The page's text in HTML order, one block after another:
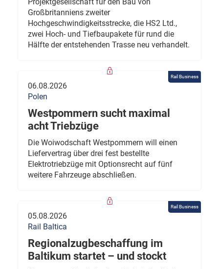
Großbritanniens zweiter
Hochgeschwindigkeitsstrecke, die HS2 Ltd.,
zwei Hoch- und Tiefbaupakete für rund die
Hälfte der entstehenden Trasse neu verhandelt.
Rail Business
06.08.2026
Polen
Westpommern sucht maximal
acht Triebzüge
Die Woiwodschaft Westpommern will einen
Liefervertrag über drei fest bestellte
Elektrotriebzüge mit Optionsrecht auf fünf
weitere Fahrzeuge abschließen.
Rail Business
05.08.2026
Rail Baltica
Regionalzugbeschaffung im
Baltikum startet – und stockt